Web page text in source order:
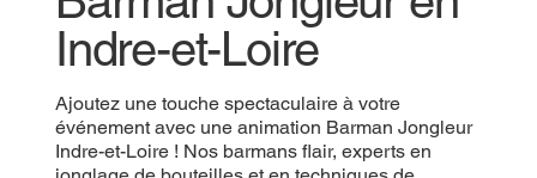
Indre-et-Loire
Ajoutez une touche spectaculaire à votre
événement avec une animation Barman Jongleur
Indre-et-Loire ! Nos barmans flair, experts en